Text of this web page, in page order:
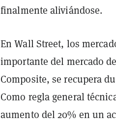
finalmente aliviándose.
En Wall Street, los
importante del mercado
Composite, se recupera
Como regla general
aumento del 20% en un